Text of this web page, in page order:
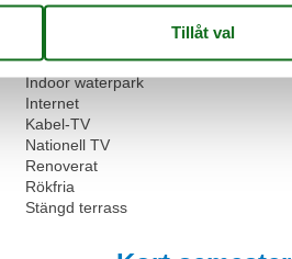
Höghastighetsinternet
Indoor waterpark
Internet
Kabel-TV
Nationell TV
Renoverat
Rökfria
Stängd terrass